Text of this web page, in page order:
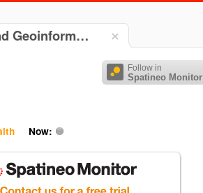
Geoinform…
Follow in
Spatineo Monitor
Now: